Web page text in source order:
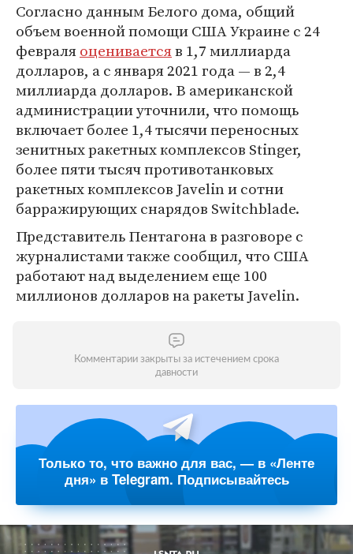
Согласно данным Белого дома, общий
объем военной помощи США Украине с 24
февраляоцениваетсяв 1,7 миллиарда
долларов, а с января 2021 года — в 2,4
миллиарда долларов. В американской
администрации уточнили, что помощь
включает более 1,4 тысячи переносных
зенитных ракетных комплексов Stinger,
более пяти тысяч противотанковых
ракетных комплексов Javelin и сотни
барражирующих снарядов Switchblade.
Представитель Пентагона в разговоре с
журналистами также сообщил, что США
работают над выделением еще 100
миллионов долларов на ракеты Javelin.
Комментарии закрыты за истечением срока
давности
Только то, что важно для вас, — в «Ленте
дня» в Telegram. Подписывайтесь